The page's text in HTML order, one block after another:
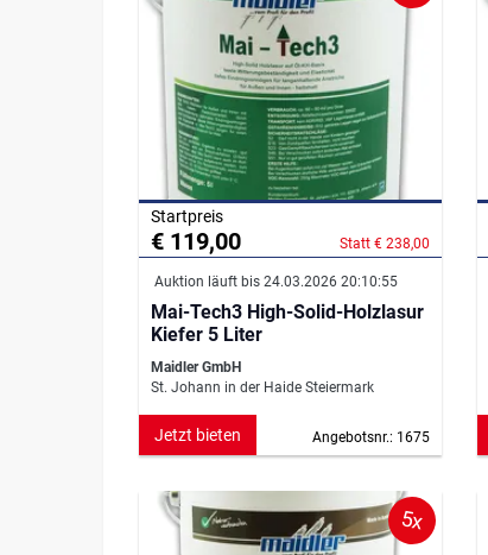
Startpreis
€ 119,00 Statt € 238,00
Auktion läuft bis 24.03.2026 20:10:55
Mai-Tech3 High-Solid-Holzlasur
Kiefer 5 Liter
Maidler GmbH
St. Johann in der Haide Steiermark
Angebotsnr.: 1675
Jetzt bieten
5x